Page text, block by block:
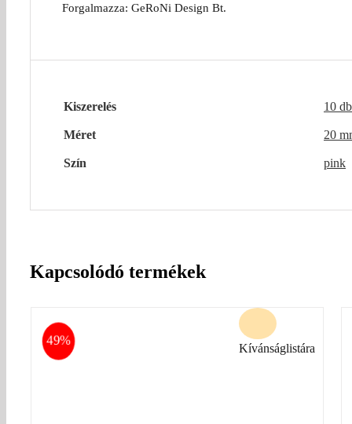
Forgalmazza: GeRoNi Design Bt.
Kiszerelés 10 db
Méret 20
Szín pink
Kapcsolódó termékek
49% Kívánságlistára